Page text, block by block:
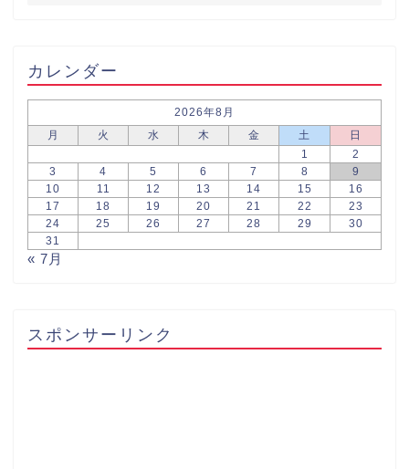
カレンダー
2026年8月
月
火 水 木 金 土
日
1
2
3
4 5 6 7 8
9
10
11 12 13 14 15
16
17
18 19 20 21 22
23
24
25 26 27 28 29
30
31
« 7月
スポンサーリンク